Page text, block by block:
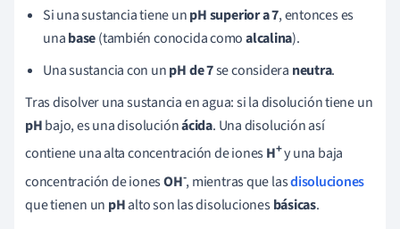
Si una sustancia tiene unpH superior a 7, entonces es
unabase(también conocida comoalcalina).
Una sustancia con unpH de 7se considera neutra.
Tras disolver una sustancia en agua: si la disolución tiene un
pHbajo, es una disoluciónácida. Una disolución así
contiene una alta concentración de ionesH+y una baja
concentración de ionesOH-, mientras que lasdisoluciones
que tienen un pHalto son las disolucionesbásicas.